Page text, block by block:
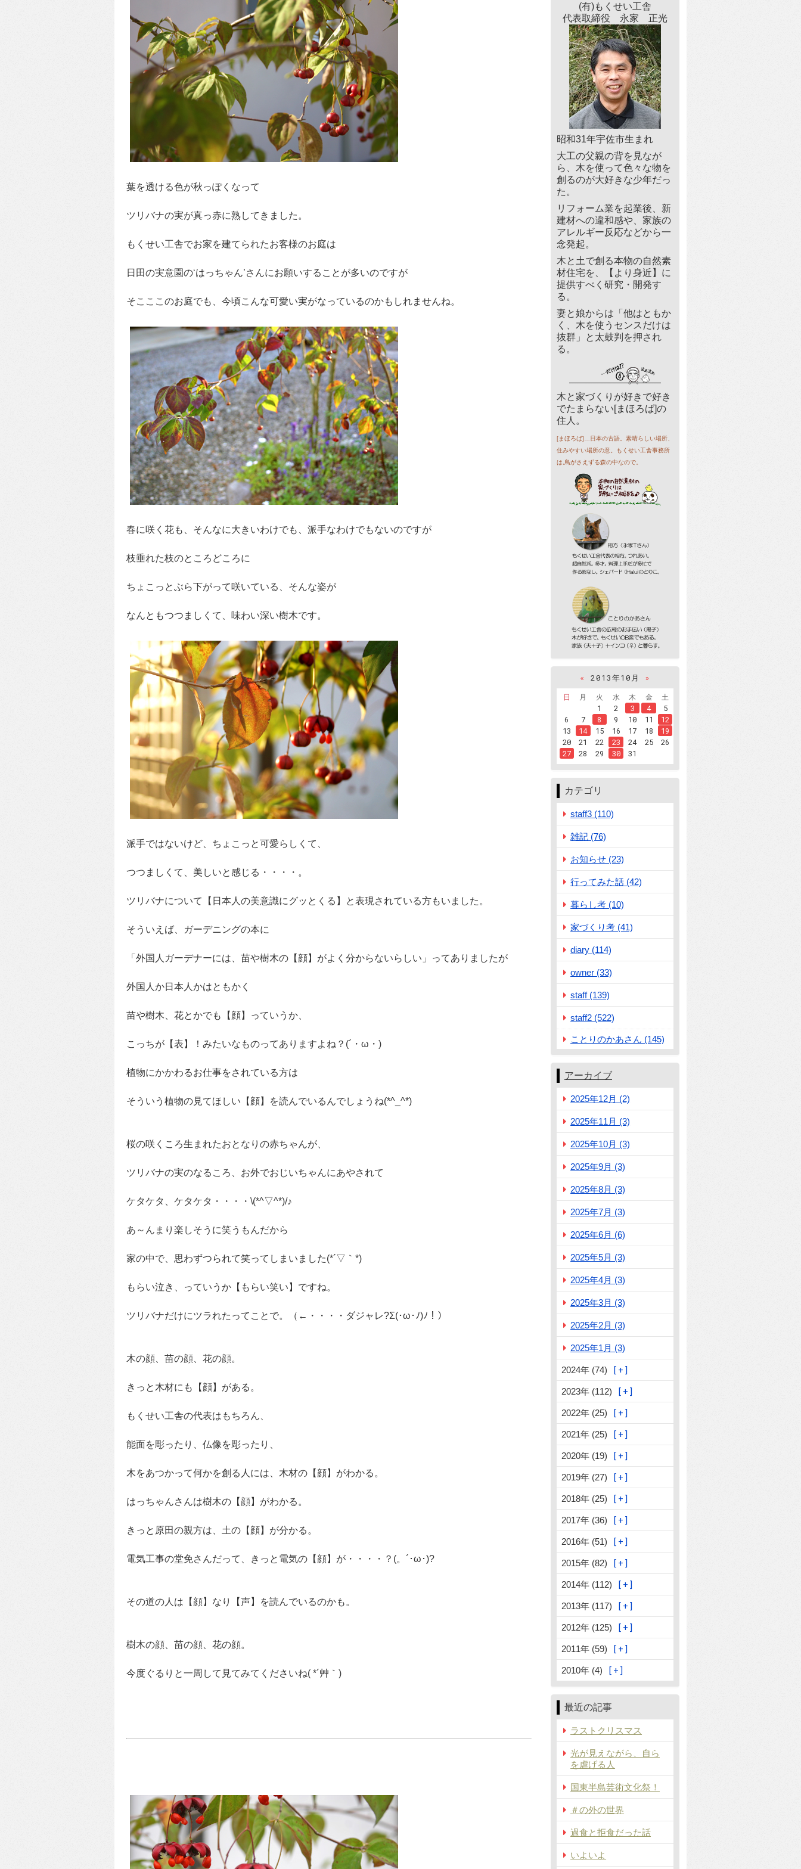
葉を透ける色が秋っぽくなって
ツリバナの実が真っ赤に熟してきました。
もくせい工舎でお家を建てられたお客様のお庭は
日田の実意園の‘はっちゃん’さんにお願いすることが多いのですが
そこここのお庭でも、今頃こんな可愛い実がなっているのかもしれませんね。
春に咲く花も、そんなに大きいわけでも、派手なわけでもないのですが
枝垂れた枝のところどころに
ちょこっとぶら下がって咲いている、そんな姿が
なんともつつましくて、味わい深い樹木です。
派手ではないけど、ちょこっと可愛らしくて、
つつましくて、美しいと感じる・・・・。
ツリバナについて【日本人の美意識にグッとくる】と表現されている方もいました。
そういえば、ガーデニングの本に
「外国人ガーデナーには、苗や樹木の【顔】がよく分からないらしい」ってありましたが
外国人か日本人かはともかく
苗や樹木、花とかでも【顔】っていうか、
こっちが【表】！みたいなものってありますよね？(´・ω・)
植物にかかわるお仕事をされている方は
そういう植物の見てほしい【顔】を読んでいるんでしょうね(*^_^*)
桜の咲くころ生まれたおとなりの赤ちゃんが、
ツリバナの実のなるころ、お外でおじいちゃんにあやされて
ケタケタ、ケタケタ・・・・\(*^▽^*)/♪
あ～んまり楽しそうに笑うもんだから
家の中で、思わずつられて笑ってしまいました(*´▽｀*)
もらい泣き、っていうか【もらい笑い】ですね。
ツリバナだけにツラれたってことで。（←・・・・ダジャレ?Σ(･ω･ﾉ)ﾉ！）
木の顔、苗の顔、花の顔。
きっと木材にも【顔】がある。
もくせい工舎の代表はもちろん、
能面を彫ったり、仏像を彫ったり、
木をあつかって何かを創る人には、木材の【顔】がわかる。
はっちゃんさんは樹木の【顔】がわかる。
きっと原田の親方は、土の【顔】が分かる。
電気工事の堂免さんだって、きっと電気の【顔】が・・・・？(。´･ω･)?
その道の人は【顔】なり【声】を読んでいるのかも。
樹木の顔、苗の顔、花の顔。
今度ぐるりと一周して見てみてくださいね( *´艸｀)
(有)もくせい工舎
代表取締役 永家 正光
昭和31年宇佐市生まれ
大工の父親の背を見なが
ら、木を使って色々な物を
創るのが大好きな少年だっ
た。
リフォーム業を起業後、新
建材への違和感や、家族の
アレルギー反応などから一
念発起。
木と土で創る本物の自然素
材住宅を、【より身近】に
提供すべく研究・開発す
る。
妻と娘からは「他はともか
く、木を使うセンスだけは
抜群」と太鼓判を押され
る。
木と家づくりが好きで好き
でたまらない[まほろば]の
住人。
[まほろば]…日本の古語。素晴らしい場所、
住みやすい場所の意。もくせい工舎事務所
は,鳥がさえずる森の中なので。
« 2013年10月
»
日
月 火 水 木 金
土
1
2 3 4
5
6
7 8 9 10 11
12
13
14 15 16 17 18
19
20
21 22 23 24 25
26
27
28 29 30 31
カテゴリ
staff3 (110)
雑記 (76)
お知らせ (23)
行ってみた話 (42)
暮らし考 (10)
家づくり考 (41)
diary (114)
owner (33)
staff (139)
staff2 (522)
ことりのかあさん (145)
アーカイブ
2025年12月 (2)
2025年11月 (3)
2025年10月 (3)
2025年9月 (3)
2025年8月 (3)
2025年7月 (3)
2025年6月 (6)
2025年5月 (3)
2025年4月 (3)
2025年3月 (3)
2025年2月 (3)
2025年1月 (3)
2024年 (74)
2023年 (112)
2022年 (25)
2021年 (25)
2020年 (19)
2019年 (27)
2018年 (25)
2017年 (36)
2016年 (51)
2015年 (82)
2014年 (112)
2013年 (117)
2012年 (125)
2011年 (59)
2010年 (4)
最近の記事
ラストクリスマス
光が見えながら、自ら
を虐げる人
国東半島芸術文化祭！
＃の外の世界
過食と拒食だった話
いよいよ